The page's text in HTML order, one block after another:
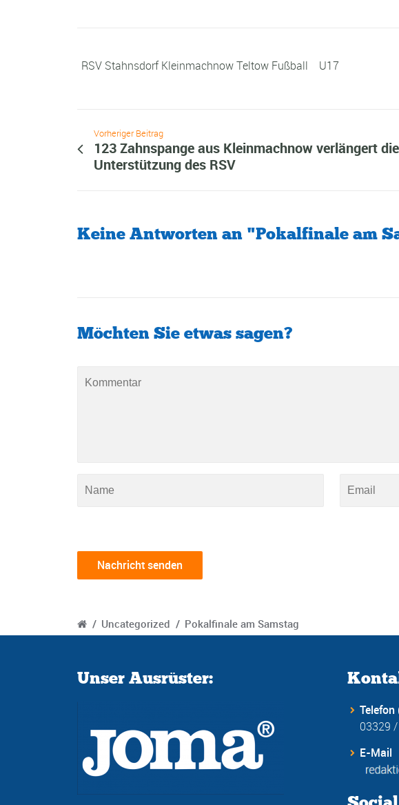
RSV Stahnsdorf Kleinmachnow Teltow Fußball U17
Vorheriger Beitrag
123 Zahnspange aus Kleinmachnow verlängert die
Unterstützung des RSV
Keine Antworten an "Pokalfinale am
Möchten Sie etwas sagen?
/ Uncategorized / Pokalfinale am Samstag
Unser Ausrüster:
Telefon
03329
E-Mail